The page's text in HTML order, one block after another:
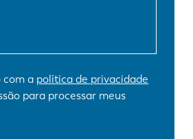
com a política de privacidade
para processar meus